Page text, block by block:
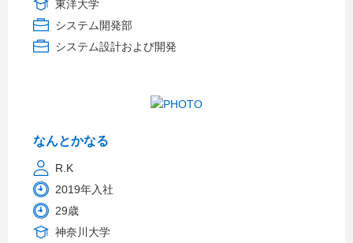
東洋大学
システム開発部
システム設計および開発
なんとかなる
R.K
2019年入社
29歳
神奈川大学